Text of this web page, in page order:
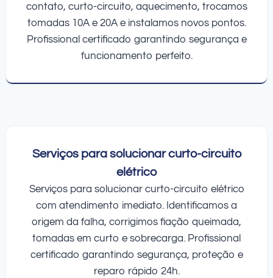
contato, curto-circuito, aquecimento, trocamos
tomadas 10A e 20A e instalamos novos pontos.
Profissional certificado garantindo segurança e
funcionamento perfeito.
Serviços para solucionar curto-circuito
elétrico
Serviços para solucionar curto-circuito elétrico
com atendimento imediato. Identificamos a
origem da falha, corrigimos fiação queimada,
tomadas em curto e sobrecarga. Profissional
certificado garantindo segurança, proteção e
reparo rápido 24h.